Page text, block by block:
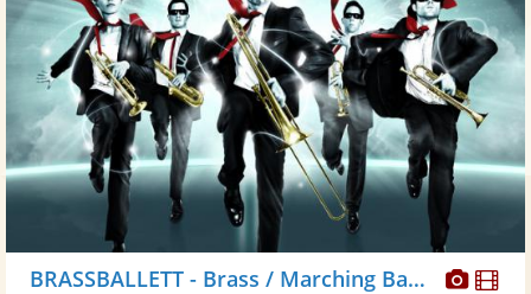
BRASSBALLETT - Brass / Marching Band/ Walkact, Blaskapelle